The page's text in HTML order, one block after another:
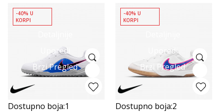
Uporedi
Brzi Pregled
-40% U
KORPI
Dostupno boja:1
Uporedi
Brzi Pregled
-40% U
KORPI
Dostupno boja:2